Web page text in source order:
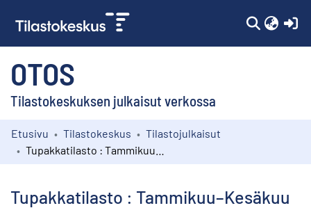
OTOS
Tilastokeskuksen julkaisut verkossa
Kokoelmat
Etusivu Tilastokeskus
Tilastojulkaisut
Tupakkatilasto : Tammikuu–Kesäkuu